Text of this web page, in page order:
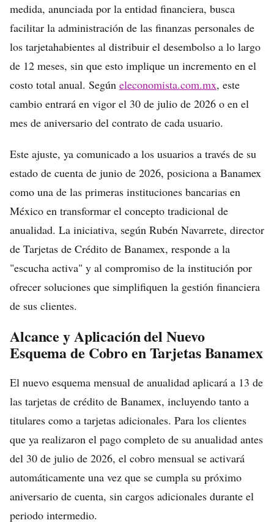
medida, anunciada por la entidad financiera, busca
facilitar la administración de las finanzas personales de
los tarjetahabientes al distribuir el desembolso a lo largo
de 12 meses, sin que esto implique un incremento en el
costo total anual. Según eleconomista.com.mx, este
cambio entrará en vigor el 30 de julio de 2026 o en el
mes de aniversario del contrato de cada usuario.
Este ajuste, ya comunicado a los usuarios a través de su
estado de cuenta de junio de 2026, posiciona a Banamex
como una de las primeras instituciones bancarias en
México en transformar el concepto tradicional de
anualidad. La iniciativa, según Rubén Navarrete, director
de Tarjetas de Crédito de Banamex, responde a la
"escucha activa" y al compromiso de la institución por
ofrecer soluciones que simplifiquen la gestión financiera
de sus clientes.
Alcance y Aplicación del Nuevo
Esquema de Cobro en Tarjetas Banamex
El nuevo esquema mensual de anualidad aplicará a 13 de
las tarjetas de crédito de Banamex, incluyendo tanto a
titulares como a tarjetas adicionales. Para los clientes
que ya realizaron el pago completo de su anualidad antes
del 30 de julio de 2026, el cobro mensual se activará
automáticamente una vez que se cumpla su próximo
aniversario de cuenta, sin cargos adicionales durante el
periodo intermedio.